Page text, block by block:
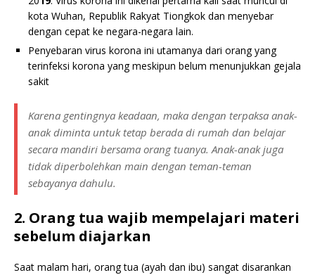
kota Wuhan, Republik Rakyat Tiongkok dan menyebar
dengan cepat ke negara-negara lain.
Penyebaran virus korona ini utamanya dari orang yang
terinfeksi korona yang meskipun belum menunjukkan gejala
sakit
Karena gentingnya keadaan, maka dengan terpaksa anak-
anak diminta untuk tetap berada di rumah dan belajar
secara mandiri bersama orang tuanya. Anak-anak juga
tidak diperbolehkan main dengan teman-teman
sebayanya dahulu.
2. Orang tua wajib mempelajari materi
sebelum diajarkan
Saat malam hari, orang tua (ayah dan ibu) sangat disarankan